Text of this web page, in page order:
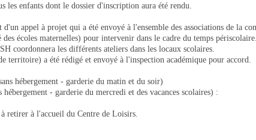
les enfants dont le dossier d'inscription aura été rendu.
d'un appel à projet qui a été envoyé à l'ensemble des associations de la
écoles maternelles) pour intervenir dans le cadre du temps périscolaire.
coordonnera les différents ateliers dans les locaux scolaires.
territoire) a été rédigé et envoyé à l'inspection académique pour accord.
hébergement - garderie du matin et du soir)
- garderie du mercredi et des vacances scolaires) :
retirer à l'accueil du Centre de Loisirs.